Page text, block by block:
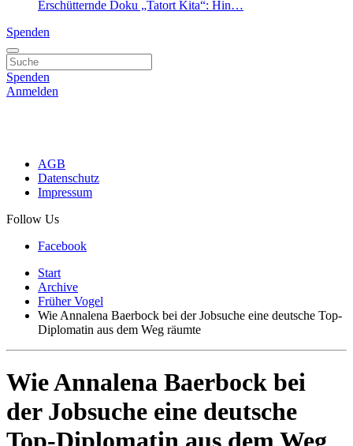
Erschütternde Doku „Tatort Kita“: Hin…
Spenden
Spenden
Anmelden
AGB
Datenschutz
Impressum
Follow Us
Facebook
Start
Archive
Früher Vogel
Wie Annalena Baerbock bei der Jobsuche eine deutsche Top-
Diplomatin aus dem Weg räumte
Wie Annalena Baerbock bei
der Jobsuche eine deutsche